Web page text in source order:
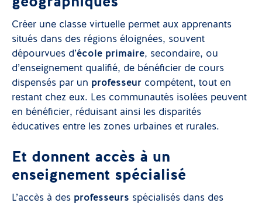
Créer une classe virtuelle permet aux apprenants
situés dans des régions éloignées, souvent
dépourvues d’école primaire, secondaire, ou
d’enseignement qualifié, de bénéficier de cours
dispensés par un professeur compétent, tout en
restant chez eux. Les communautés isolées peuvent
en bénéficier, réduisant ainsi les disparités
éducatives entre les zones urbaines et rurales.
Et donnent accès à un
enseignement spécialisé
L’accès à des professeurs spécialisés dans des